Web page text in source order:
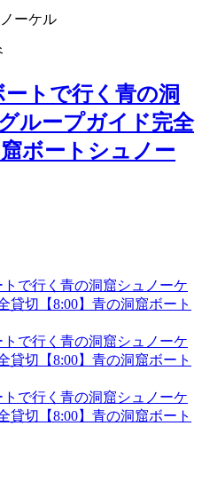
ーケル
ートで行く青の洞
ループガイド完全
窟ボートシュノー